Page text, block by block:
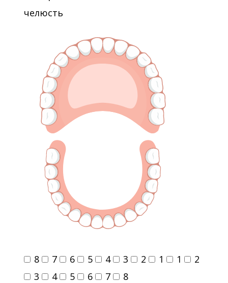
челюсть
8 7 6 5 4 3 2 1 1
2
3
4 5 6 7
8